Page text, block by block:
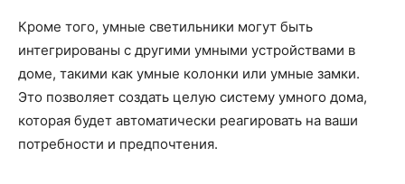
Кроме того, умные светильники могут быть
интегрированы с другими умными устройствами в
доме, такими как умные колонки или умные замки.
Это позволяет создать целую систему умного дома,
которая будет автоматически реагировать на ваши
потребности и предпочтения.